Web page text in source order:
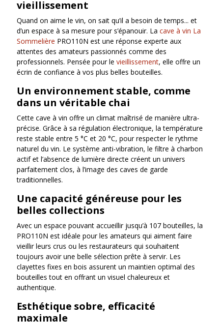
vieillissement
Quand on aime le vin, on sait qu’il a besoin de temps... et
d’un espace à sa mesure pour s’épanouir. La cave à vin La
Sommelière PRO110N est une réponse experte aux
attentes des amateurs passionnés comme des
professionnels. Pensée pour le vieillissement, elle offre un
écrin de confiance à vos plus belles bouteilles.
Un environnement stable, comme
dans un véritable chai
Cette cave à vin offre un climat maîtrisé de manière ultra-
précise. Grâce à sa régulation électronique, la température
reste stable entre 5 °C et 20 °C, pour respecter le rythme
naturel du vin. Le système anti-vibration, le filtre à charbon
actif et l’absence de lumière directe créent un univers
parfaitement clos, à l’image des caves de garde
traditionnelles.
Une capacité généreuse pour les
belles collections
Avec un espace pouvant accueillir jusqu’à 107 bouteilles, la
PRO110N est idéale pour les amateurs qui aiment faire
vieillir leurs crus ou les restaurateurs qui souhaitent
toujours avoir une belle sélection prête à servir. Les
clayettes fixes en bois assurent un maintien optimal des
bouteilles tout en offrant un visuel chaleureux et
authentique.
Esthétique sobre, efficacité
maximale